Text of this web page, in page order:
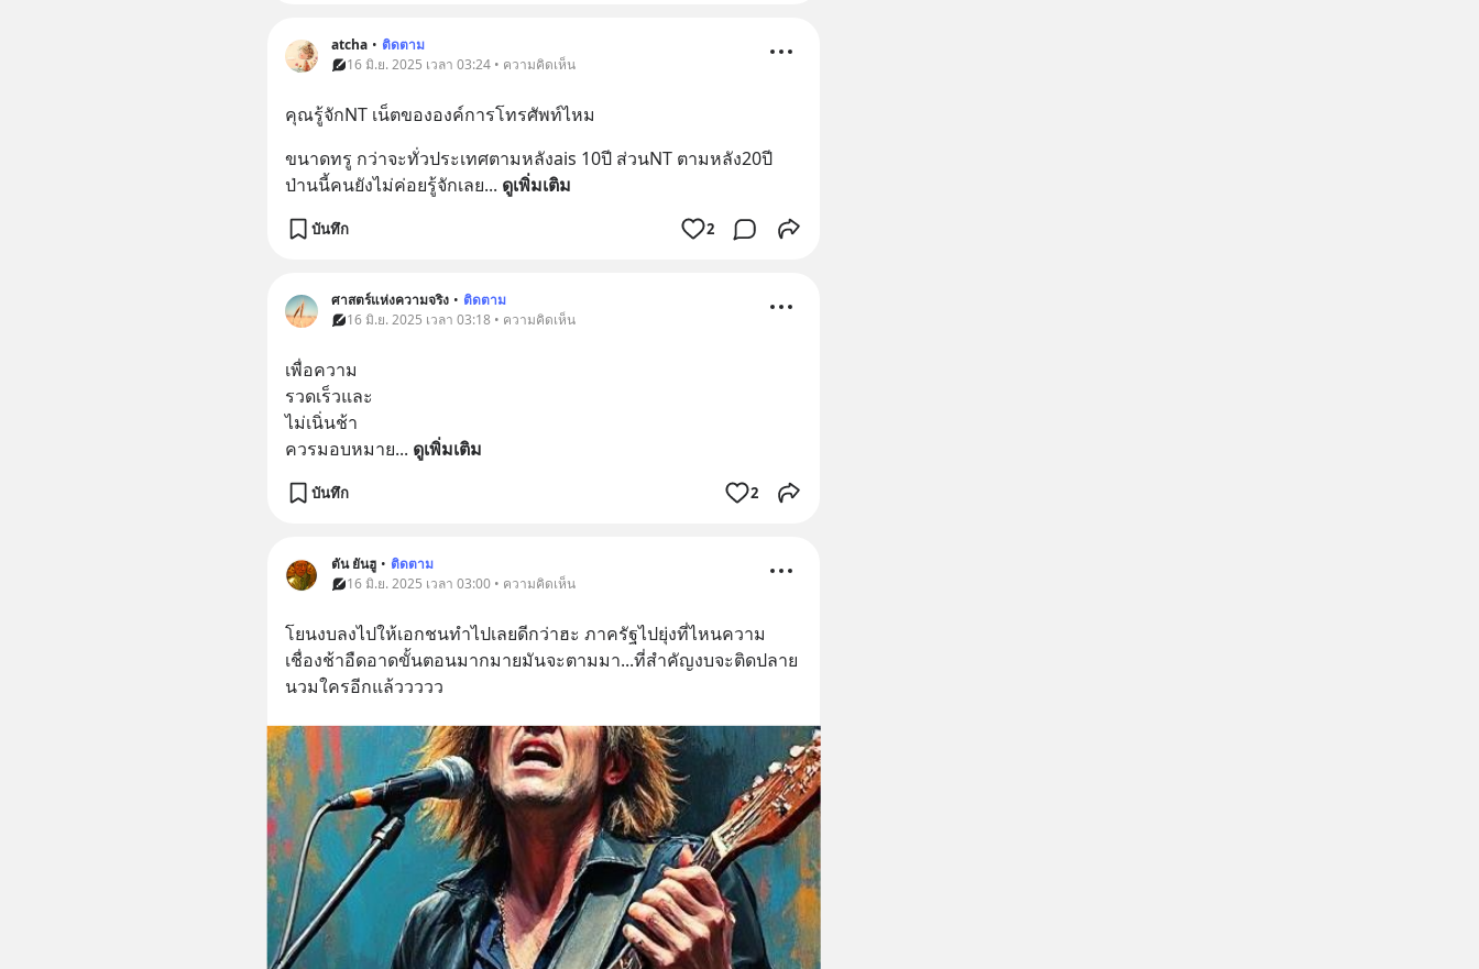
atcha • ติดตาม
16 มิ.ย. 2025 เวลา 03:24 • ความคิดเห็น
คุณรู้จักNT เน็ตขององค์การโทรศัพท์ไหม
ขนาดทรู กว่าจะทั่วประเทศตามหลังais 10ปี ส่วนNT ตามหลัง20ปี
ป่านนี้คนยังไม่ค่อยรู้จักเลย... ดูเพิ่มเติม
บันทึก 2
ศาสตร์แห่งความจริง • ติดตาม
16 มิ.ย. 2025 เวลา 03:18 • ความคิดเห็น
เพื่อความ
รวดเร็วและ
ไม่เนิ่นช้า
ควรมอบหมาย... ดูเพิ่มเติม
บันทึก 2
ตัน ยันฮู • ติดตาม
16 มิ.ย. 2025 เวลา 03:00 • ความคิดเห็น
โยนงบลงไปให้เอกชนทำไปเลยดีกว่าฮะ ภาครัฐไปยุ่งที่ไหนความ
เชื่องช้าอืดอาดขั้นตอนมากมายมันจะตามมา...ที่สำคัญงบจะติดปลาย
นวมใครอีกแล้ววววว